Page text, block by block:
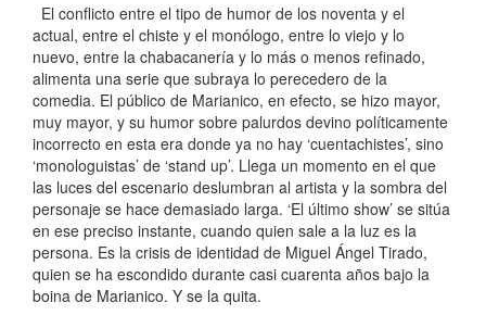
El conflicto entre el tipo de humor de los noventa y el
actual, entre el chiste y el monólogo, entre lo viejo y lo
nuevo, entre la chabacanería y lo más o menos refinado,
alimenta una serie que subraya lo perecedero de la
comedia. El público de Marianico, en efecto, se hizo mayor,
muy mayor, y su humor sobre palurdos devino políticamente
incorrecto en esta era donde ya no hay ‘cuentachistes’, sino
‘monologuistas’ de ‘stand up’. Llega un momento en el que
las luces del escenario deslumbran al artista y la sombra del
personaje se hace demasiado larga. ‘El último show’ se sitúa
en ese preciso instante, cuando quien sale a la luz es la
persona. Es la crisis de identidad de Miguel Ángel Tirado,
quien se ha escondido durante casi cuarenta años bajo la
boina de Marianico. Y se la quita.